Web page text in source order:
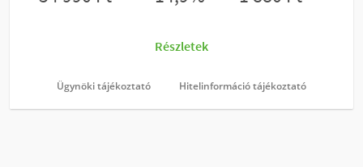
Ügynöki tájékoztató Hitelinformáció tájékoztató